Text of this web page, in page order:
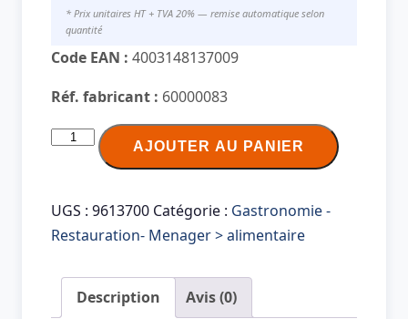
* Prix unitaires HT + TVA 20% — remise automatique selon
quantité
Code EAN : 4003148137009
Réf. fabricant : 60000083
quantité
Sticks
de
en
poudre,
AJOUTER AU PANIER
UGS : 9613700 Catégorie : Gastronomie -
Restauration- Menager > alimentaire
Description Avis (0)